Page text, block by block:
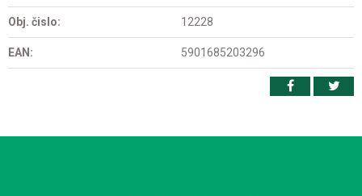
Obj. čislo: 12228
EAN: 5901685203296